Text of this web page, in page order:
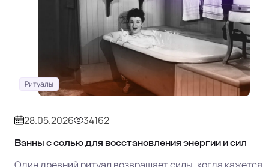
Ритуалы
28.05.2026 34162
Ванны с солью для восстановления энергии и сил